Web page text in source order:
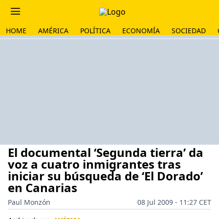
HOME AMÉRICA POLÍTICA ECONOMÍA SOCIEDAD
El documental ‘Segunda tierra’ da
voz a cuatro inmigrantes tras
iniciar su búsqueda de ‘El Dorado’
en Canarias
Paul Monzón
08 Jul 2009 - 11:27 CET